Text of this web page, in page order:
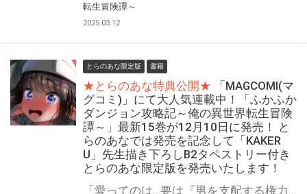
転生冒険譚～
2025.03.12
とらのあな限定版 書籍
★とらのあな特典公開★
「MAGCOMI(マ
グコミ)」にて大人気連載中！「ふかふか
ダンジョン攻略記～俺の異世界転生冒険
譚～」最新15巻が12月10日に発売！ と
らのあなでは発売を記念して「KAKER
U」先生描き下ろしB2タペストリー付き
とらのあな限定版を発売いたします！